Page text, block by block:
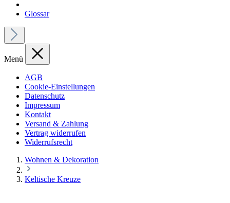
Glossar
Menü
AGB
Cookie-Einstellungen
Datenschutz
Impressum
Kontakt
Versand & Zahlung
Vertrag widerrufen
Widerrufsrecht
Wohnen & Dekoration
Keltische Kreuze